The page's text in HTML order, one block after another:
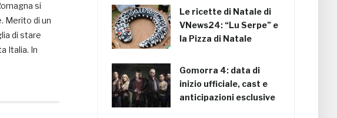
si
Merito di un
di stare
Italia. In
Le ricette di Natale di
VNews24: “Lu Serpe” e
la Pizza di Natale
Gomorra 4: data di
inizio ufficiale, cast e
anticipazioni esclusive